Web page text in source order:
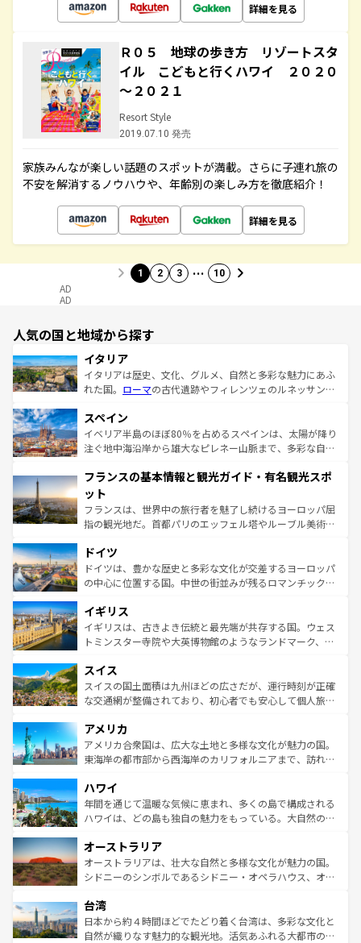
詳細を見る
Ｒ０５ 地球の歩き方 リゾートスタ
イル こどもと行くハワイ ２０２０
～２０２１
Resort Style
2019.07.10 発売
家族みんなが楽しい話題のスポットが満載。さらに子連れ旅の
不安を解消するノウハウや、年齢別の楽しみ方を徹底紹介！
詳細を見る
1 2 3 … 10
AD
AD
人気の国と地域から探す
イタリア
イタリアは歴史、文化、グルメ、自然と多彩な魅力にあふ
れた国。 ローマの古代遺跡やフィレンツェのルネッサンス
ろん、トスカーナの美しい田園風景やアマルフィ海岸の絶
景など、自然景観も見逃せない。観光の合間には、本場の
ピザやパスタなど、絶品のイタリア料理を堪能することも
ませてくれるイタリアで、忘れられない旅をしてみよう！
なお、新着のイタリア情報は
しい。
スペイン
イベリア半島のほぼ80％を占めるスペインは、太陽が降り
注ぐ地中海沿岸から雄大なピレネー山脈まで、多彩な自然
文化が根付くこの国では、情熱的なフラメンコ、熱気あふ
れる闘牛、そして美味しいタパスが生活の一部となってい
る。首都マドリードの洗練された雰囲気や、バルセロナの
アートに溢れた街角から、地方では古代ローマ遺跡や中世
せる。地方によって風土や気候が異なるスペインはその個
性で訪れる人を魅了する。 なお、新着のスペイン情報は コ
ンテンツ一覧を参照してほしい。
フランスの基本情報と観光ガイド・有名観光スポ
ット
フランスは、世界中の旅行者を魅了し続けるヨーロッパ屈
指の観光地だ。首都パリのエッフェル塔やルーブル美術館
で、幅広い魅力が詰まっている。華麗な宮殿、歴史的な大
聖堂、美しいビーチ、そして豊かな自然が、訪れる者を心
から魅了する。また、フランスは美食の国としても知ら
いる。シャンパンの発祥地であるランス、プロヴァンスの
香り高いラベンダー畑など、多彩な楽しみ方が可能だ。さ
らに、パリ以外の地域にも魅力が溢れており、どの街角に
れる地方に足を運ぶとそれぞれで全く異なる文化を体験で
きるだろう。 なお、新着のフランス情報はコンテンツ一覧
を参照してほしい。
ドイツ
ドイツは、豊かな歴史と多彩な文化が交差するヨーロッパ
の中心に位置する国。中世の街並みが残るロマンチック街
顔を持つこの国は、どこを歩いても飽きることがない。ベ
ルリンの文化的活気、バイエルン州のアルプスの絶景、そ
してライン川沿いのワイン畑といった風景は必見。ビール
は、お酒好きな人にはぜひ体験してほしい。 なお、新着の
ドイツ情報はコンテンツ一覧を参照してほしい。
イギリス
イギリスは、古きよき伝統と最先端が共存する国。ウェス
トミンスター寺院や大英博物館のようなランドマーク、歴
リアごとに異なる魅力がある。また、優雅なアフタヌーン
ティー、ビール好きにはたまらない英国パブ、サッカー観
戦など、本場だからこそできる体験も豊富。イギリスを旅
ンツ一覧を参照してほしい。
スイス
スイスの国土面積は九州ほどの広さだが、運行時刻が正確
な交通網が整備されており、初心者でも安心して個人旅行
の建物がそのまま残る町や、スイスならではのユニークな
博物館もあり、アルプス観光だけでなく町歩きも満喫する
ことができる。国民の所得が高いため物価も高いが、旅行
ば市内交通費無料で観光を楽しむこともできる。 なお、新
着のスイス情報はコンテンツ一覧 を参照してほしい。
アメリカ
アメリカ合衆国は、広大な土地と多様な文化が魅力の国。
東海岸の都市部から西海岸のカリフォルニアまで、訪れる
のような巨大都市は、観光、ショッピング、エンターテイ
ンメントが詰まった刺激的なスポットだ。一方、アメリカ
西部には大自然が広がり、グランドキャニオンやイエロー
部のニューオーリンズでは、音楽と美食が融合した独特の
文化が魅力。旅行者はアメリカの各地域で異なる魅力を楽
しみながら、その多様性と豊かな歴史を感じることができ
ならではの贅沢な旅のスタイルだ。 なお、新着のアメリカ
情報はコンテンツ一覧を参照してほしい。
ハワイ
年間を通じて温暖な気候に恵まれ、多くの島で構成される
ハワイは、どの島も独自の魅力をもっている。大自然の神
ワイ島は見逃せない。また、定番の観光地といえばオアフ
島だが、静かな自然を求めるならマウイ島やカウアイ島が
おすすめ。エメラルドグリーンに輝く海をはじめ、豊かな
れるおもてなしの心で訪れる人々を迎えてくれるハワイの
人々、おいしいローカルフードやハワイアンミュージッ
ク、伝統的なフラダンスなど、すべてがハワイの魅力を彩
オーストラリア
オーストラリアは、壮大な自然と多様な文化が魅力の国。
シドニーのシンボルであるシドニー・オペラハウス、オー
リアリーフや大陸中央部にそびえるウルル（エアーズロッ
ク）、タスマニアの美しい原生林やケアンズの熱帯雨林な
ど、見どころがたくさん。また、カフェやワイン、オージ
台湾
日本から約４時間ほどでたどり着く台湾は、多彩な文化と
自然が織りなす魅力的な観光地。活気あふれる大都市の台